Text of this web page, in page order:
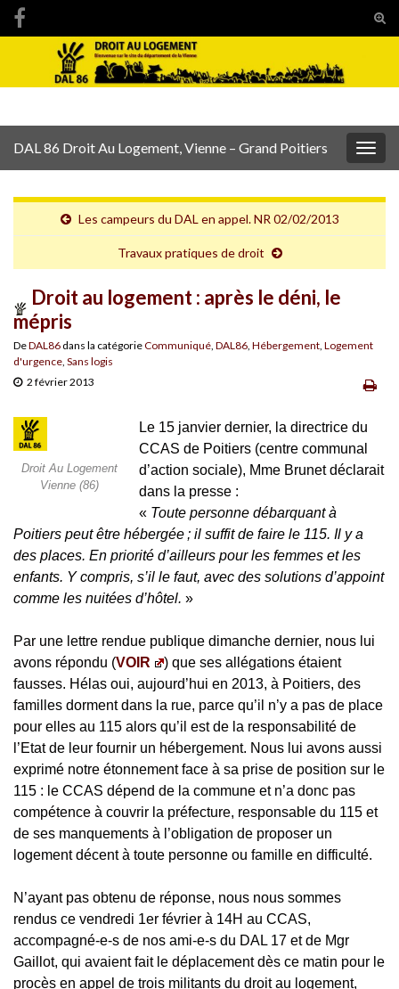
Search for:
DAL 86 Droit Au Logement, Vienne – Grand Poitiers
Les campeurs du DAL en appel. NR 02/02/2013
Travaux pratiques de droit
Droit au logement : après le déni, le
mépris
DeDAL86 dans la catégorieCommuniqué, DAL86, Hébergement, Logement
d'urgence, Sans logis
2 février 2013
Droit Au Logement
Vienne (86)
Le 15 janvier dernier, la directrice du
CCAS de Poitiers (centre communal
d’action sociale), Mme Brunet déclarait
dans la presse :
« Toute personne débarquant à
Poitiers peut être hébergée ; il suffit de faire le 115. Il y a
des places. En priorité d’ailleurs pour les femmes et les
enfants. Y compris, s’il le faut, avec des solutions d’appoint
comme les nuitées d’hôtel. »
Par une lettre rendue publique dimanche dernier, nous lui
avons répondu (VOIR
) que ses allégations étaient
fausses. Hélas oui, aujourd’hui en 2013, à Poitiers, des
familles dorment dans la rue, parce qu’il n’y a pas de place
pour elles au 115 alors qu’il est de la responsabilité de
l’Etat de leur fournir un hébergement. Nous lui avons aussi
exprimé notre étonnement face à sa prise de position sur le
115 : le CCAS dépend de la commune et n’a donc pas
compétence à couvrir la préfecture, responsable du 115 et
de ses manquements à l’obligation de proposer un
logement décent à toute personne ou famille en difficulté.
N’ayant pas obtenu de réponse, nous nous sommes
rendus ce vendredi 1er février à 14H au CCAS,
accompagné-e-s de nos ami-e-s du DAL 17 et de Mgr
Gaillot, qui avaient fait le déplacement dès ce matin pour le
procès en appel de trois militants du droit au logement,